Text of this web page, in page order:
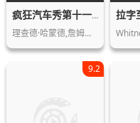
疯狂汽车秀第十一季
理查德·哈蒙德,詹姆斯·梅,杰里米·克…
9.2